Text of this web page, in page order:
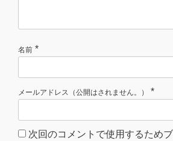
名前 *
メールアドレス（公開はされません。） *
次回のコメントで使用するため